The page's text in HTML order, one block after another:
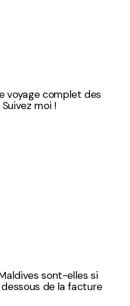
voyage complet des
moi !
sont-elles si
de la facture